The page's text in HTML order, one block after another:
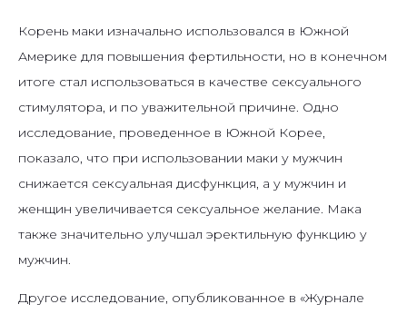
Корень маки изначально использовался в Южной
Америке для повышения фертильности, но в конечном
итоге стал использоваться в качестве сексуального
стимулятора, и по уважительной причине. Одно
исследование, проведенное в Южной Корее,
показало, что при использовании маки у мужчин
снижается сексуальная дисфункция, а у мужчин и
женщин увеличивается сексуальное желание. Мака
также значительно улучшал эректильную функцию у
мужчин.
Другое исследование, опубликованное в «Журнале